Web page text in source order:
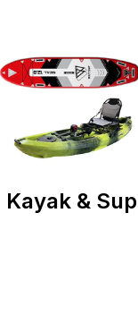
Kayak & Sup